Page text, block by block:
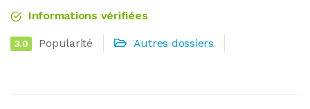
Informations vérifiées
3.0 Popularité Autres dossiers